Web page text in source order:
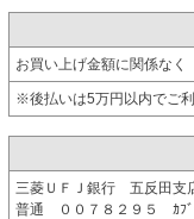
お買い上げ金額に関係なく
※後払いは5万円以内でご利
三菱ＵＦＪ銀行 五反田
普通 ００７８２９５ ｶﾌﾞｼ